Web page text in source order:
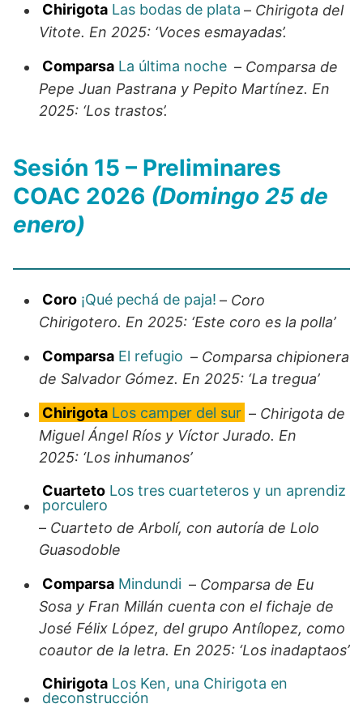
Chirigota Las bodas de plata – Chirigota del
Vitote. En 2025: ‘Voces esmayadas’.
Comparsa La última noche – Comparsa de
Pepe Juan Pastrana y Pepito Martínez. En
2025: ‘Los trastos’.
Sesión 15 – Preliminares
COAC 2026 (Domingo 25 de
enero)
Coro ¡Qué pechá de paja! – Coro
Chirigotero. En 2025: ‘Este coro es la polla’
Comparsa El refugio – Comparsa chipionera
de Salvador Gómez. En 2025: ‘La tregua’
Chirigota Los camper del sur – Chirigota de
Miguel Ángel Ríos y Víctor Jurado. En
2025: ‘Los inhumanos’
Cuarteto Los tres cuarteteros y un aprendiz
porculero
– Cuarteto de Arbolí, con autoría de Lolo
Guasodoble
Comparsa Mindundi – Comparsa de Eu
Sosa y Fran Millán cuenta con el fichaje de
José Félix López, del grupo Antílopez, como
coautor de la letra. En 2025: ‘Los inadaptaos’
Chirigota Los Ken, una Chirigota en
deconstrucción